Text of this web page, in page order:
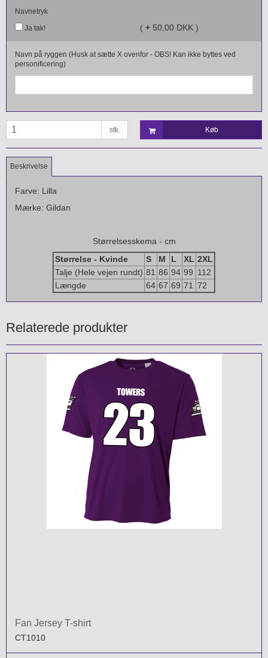
Navnetryk
Ja tak!
( + 50,00 DKK )
Navn på ryggen (Husk at sætte X ovenfor - OBS! Kan ikke byttes ved
personificering)
stk. Køb
Beskrivelse
Farve: Lilla
Mærke: Gildan
Størrelsesskema - cm
Størrelse - Kvinde
S M L XL 2XL
Talje (Hele vejen rundt) 81 86 94 99 112
Længde
64 67 69 71 72
Relaterede produkter
Fan Jersey T-shirt
CT1010